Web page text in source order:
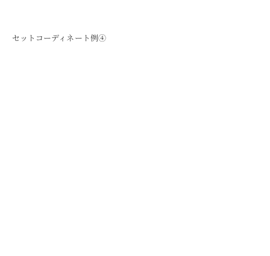
セットコーディネート例④